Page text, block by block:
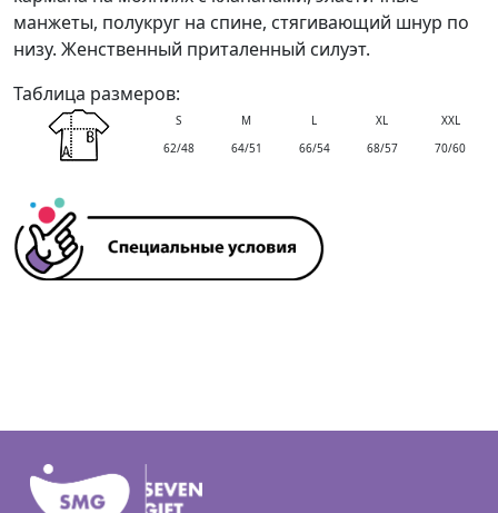
манжеты, полукруг на спине, стягивающий шнур по
низу. Женственный приталенный силуэт.
Таблица размеров:
S M L XL
XXL
62/48
64/51 66/54 68/57 70/60